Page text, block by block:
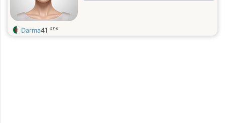
Darma41 ans